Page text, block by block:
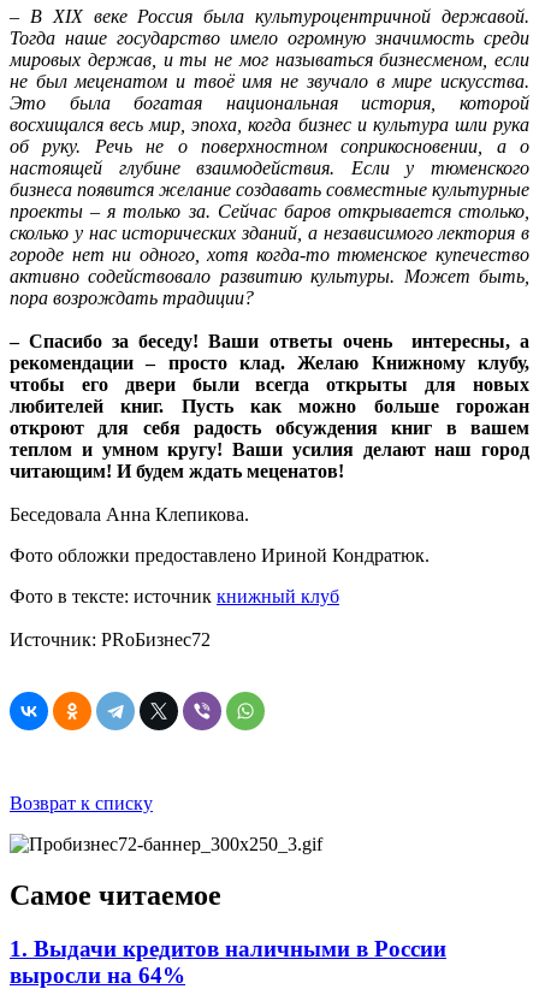
– В XIX веке Россия была культуроцентричной державой.
Тогда наше государство имело огромную значимость среди
мировых держав, и ты не мог называться бизнесменом, если
не был меценатом и твоё имя не звучало в мире искусства.
Это была богатая национальная история, которой
восхищался весь мир, эпоха, когда бизнес и культура шли рука
об руку. Речь не о поверхностном соприкосновении, а о
настоящей глубине взаимодействия. Если у тюменского
бизнеса появится желание создавать совместные культурные
проекты – я только за. Сейчас баров открывается столько,
сколько у нас исторических зданий, а независимого лектория в
городе нет ни одного, хотя когда-то тюменское купечество
активно содействовало развитию культуры. Может быть,
пора возрождать традиции?
– Спасибо за беседу! Ваши ответы очень интересны, а
рекомендации – просто клад. Желаю Книжному клубу,
чтобы его двери были всегда открыты для новых
любителей книг. Пусть как можно больше горожан
откроют для себя радость обсуждения книг в вашем
теплом и умном кругу! Ваши усилия делают наш город
читающим! И будем ждать меценатов!
Беседовала Анна Клепикова.
Фото обложки предоставлено Ириной Кондратюк.
Фото в тексте: источник книжный клуб
Источник: PRоБизнес72
Возврат к списку
Самое читаемое
1. Выдачи кредитов наличными в России
выросли на 64%